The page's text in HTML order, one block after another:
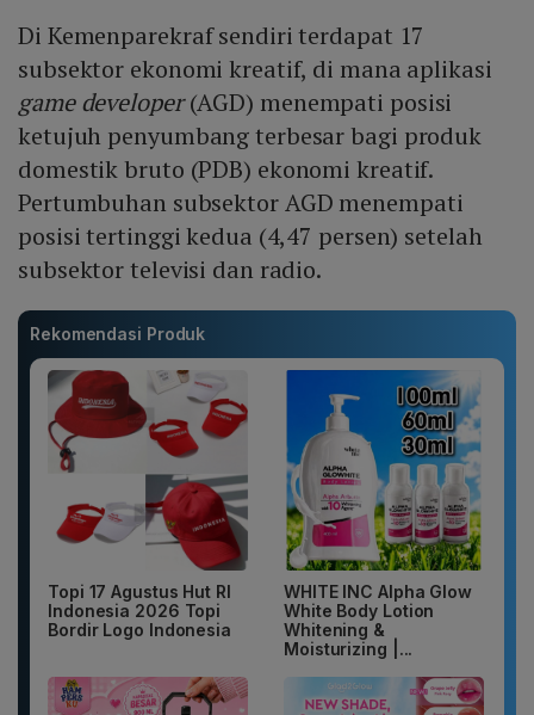
Di Kemenparekraf sendiri terdapat 17
subsektor ekonomi kreatif, di mana aplikasi
game developer(AGD) menempati posisi
ketujuh penyumbang terbesar bagi produk
domestik bruto (PDB) ekonomi kreatif.
Pertumbuhan subsektor AGD menempati
posisi tertinggi kedua (4,47 persen) setelah
subsektor televisi dan radio.
Rekomendasi Produk
Topi 17 Agustus Hut RI
Indonesia 2026 Topi
Bordir Logo Indonesia
WHITE INC Alpha Glow
White Body Lotion
Whitening &
Moisturizing |...